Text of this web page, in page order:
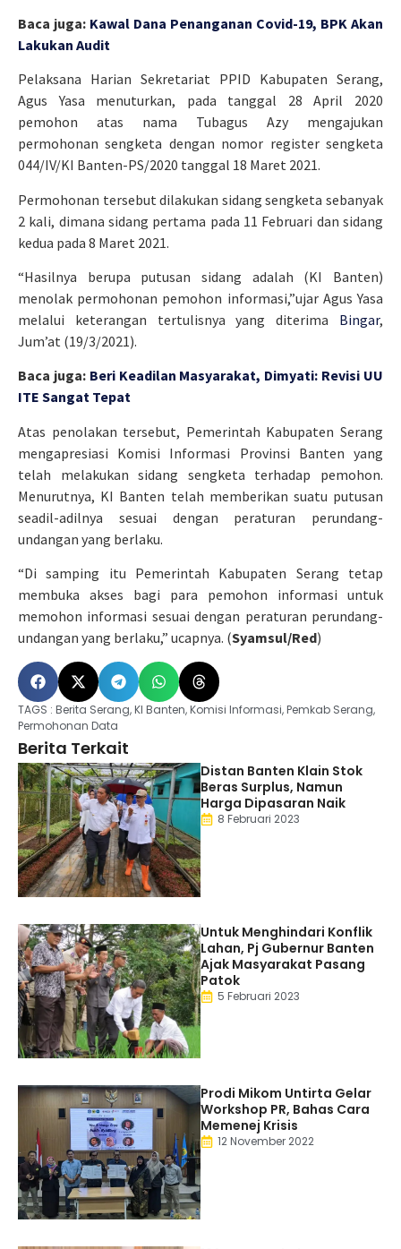
Baca juga: Kawal Dana Penanganan Covid-19, BPK Akan
Lakukan Audit
Pelaksana Harian Sekretariat PPID Kabupaten Serang,
Agus Yasa menuturkan, pada tanggal 28 April 2020
pemohon atas nama Tubagus Azy mengajukan
permohonan sengketa dengan nomor register sengketa
044/IV/KI Banten-PS/2020 tanggal 18 Maret 2021.
Permohonan tersebut dilakukan sidang sengketa sebanyak
2 kali, dimana sidang pertama pada 11 Februari dan sidang
kedua pada 8 Maret 2021.
“Hasilnya berupa putusan sidang adalah (KI Banten)
menolak permohonan pemohon informasi,”ujar Agus Yasa
melalui keterangan tertulisnya yang diterima Bingar,
Jum’at (19/3/2021).
Baca juga: Beri Keadilan Masyarakat, Dimyati: Revisi UU
ITE Sangat Tepat
Atas penolakan tersebut, Pemerintah Kabupaten Serang
mengapresiasi Komisi Informasi Provinsi Banten yang
telah melakukan sidang sengketa terhadap pemohon.
Menurutnya, KI Banten telah memberikan suatu putusan
seadil-adilnya sesuai dengan peraturan perundang-
undangan yang berlaku.
“Di samping itu Pemerintah Kabupaten Serang tetap
membuka akses bagi para pemohon informasi untuk
memohon informasi sesuai dengan peraturan perundang-
undangan yang berlaku,” ucapnya. (Syamsul/Red)
TAGS : Berita Serang,KI Banten,Komisi Informasi,Pemkab Serang,
Permohonan Data
Berita Terkait
Distan Banten Klain Stok
Beras Surplus, Namun
Harga Dipasaran Naik
8 Februari 2023
Untuk Menghindari Konflik
Lahan, Pj Gubernur Banten
Ajak Masyarakat Pasang
Patok
5 Februari 2023
Prodi Mikom Untirta Gelar
Workshop PR, Bahas Cara
Memenej Krisis
12 November 2022